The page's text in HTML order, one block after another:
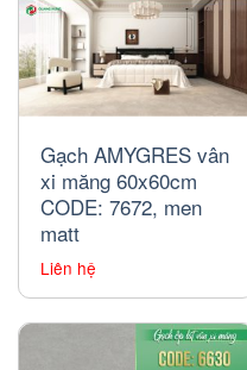
Gạch AMYGRES vân
xi măng 60x60cm
CODE: 7672, men
matt
Liên hệ